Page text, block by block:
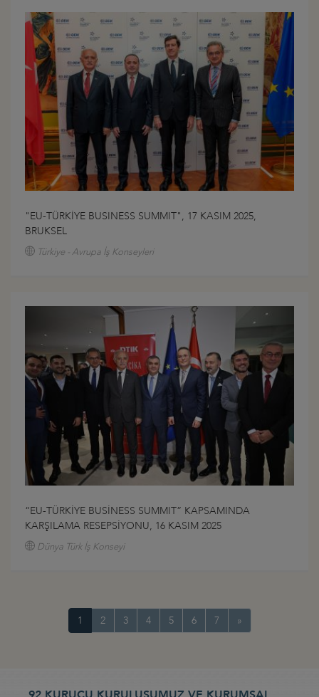
"EU-TÜRKİYE BUSINESS SUMMIT", 17 KASIM 2025,
BRUKSEL
Türkiye - Avrupa İş Konseyleri
“EU-TÜRKİYE BUSİNESS SUMMIT” KAPSAMINDA
KARŞILAMA RESEPSİYONU, 16 KASIM 2025
Dünya Türk İş Konseyi
1 2 3 4 5 6 7 »